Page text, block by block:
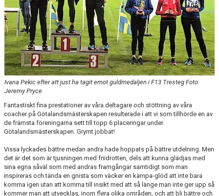
Ivana Pekic efter att just ha tagit emot guldmedaljen i F13 Tresteg Foto:
Jeremy Pryce
Fantastiskt fina prestationer av våra deltagare och stöttning av våra
coacher på Götalandsmästerskapen resulterade i att vi som tillhörde en av
de främsta föreningarna sett till topp 6 placeringar under
Götalandsmästerskapen. Grymt jobbat!
Vissa lyckades bättre medan andra hade hoppats på bättre utdelning. Men
det är det som är tjusningen med friidrotten, dels att kunna glädjas med
sina egna såväl som med andras framgångar samtidigt som man
inspireras och tända en gnista som väcker en kämpa-glöd att inte bara
komma igen utan att komma till insikt med att så länge man inte ger upp så
kommer man att utvecklas, inom flera olika områden, och att bli bättre och